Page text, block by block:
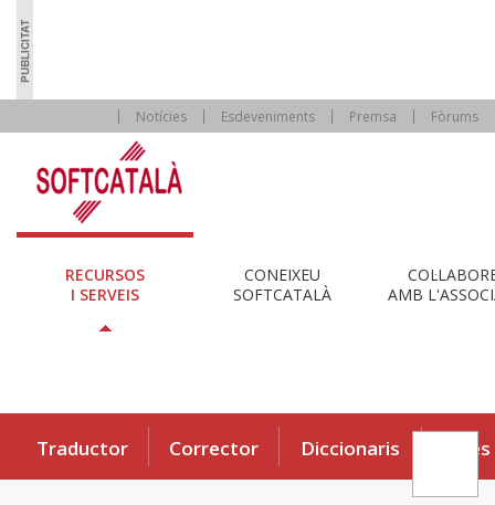
Notícies Esdeveniments Premsa Fòrums
RECURSOS
I SERVEIS
CONEIXEU
SOFTCATALÀ
AMB
Traductor Corrector Diccionaris Eines